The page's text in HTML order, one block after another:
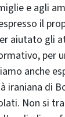
e agli
il
aiutato gli
per
anche
iraniana di
Non si